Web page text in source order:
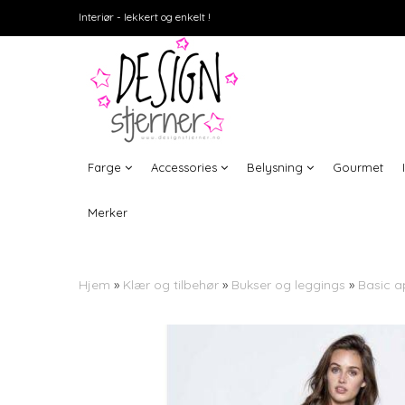
Interiør - lekkert og enkelt !
Farge Accessories Belysning Gourmet
Merker
Hjem » Klær og tilbehør » Bukser og leggings » Basic